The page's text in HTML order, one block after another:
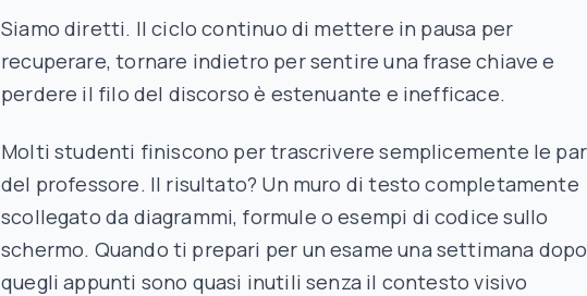
Siamo diretti. Il ciclo continuo di mettere in pausa per
recuperare, tornare indietro per sentire una frase chiave e
perdere il filo del discorso è estenuante e inefficace.
Molti studenti finiscono per trascrivere semplicemente le
del professore. Il risultato? Un muro di testo completamente
scollegato da diagrammi, formule o esempi di codice sullo
schermo. Quando ti prepari per un esame una settimana
quegli appunti sono quasi inutili senza il contesto visivo